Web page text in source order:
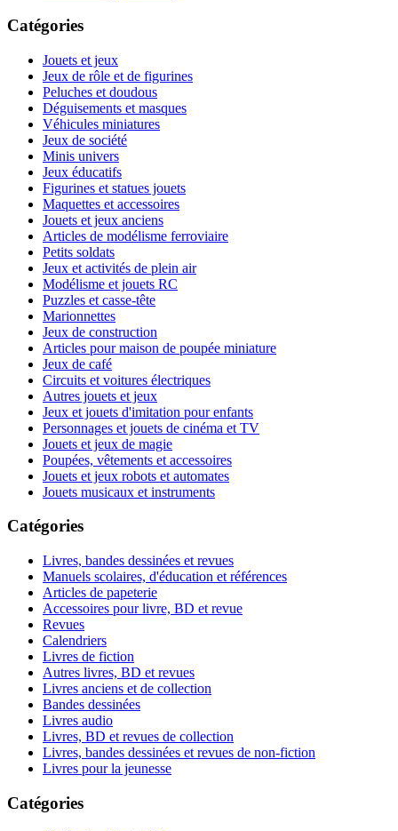
Catégories
Jouets et jeux
Jeux de rôle et de figurines
Peluches et doudous
Déguisements et masques
Véhicules miniatures
Jeux de société
Minis univers
Jeux éducatifs
Figurines et statues jouets
Maquettes et accessoires
Jouets et jeux anciens
Articles de modélisme ferroviaire
Petits soldats
Jeux et activités de plein air
Modélisme et jouets RC
Puzzles et casse-tête
Marionnettes
Jeux de construction
Articles pour maison de poupée miniature
Jeux de café
Circuits et voitures électriques
Autres jouets et jeux
Jeux et jouets d'imitation pour enfants
Personnages et jouets de cinéma et TV
Jouets et jeux de magie
Poupées, vêtements et accessoires
Jouets et jeux robots et automates
Jouets musicaux et instruments
Catégories
Livres, bandes dessinées et revues
Manuels scolaires, d'éducation et références
Articles de papeterie
Accessoires pour livre, BD et revue
Revues
Calendriers
Livres de fiction
Autres livres, BD et revues
Livres anciens et de collection
Bandes dessinées
Livres audio
Livres, BD et revues de collection
Livres, bandes dessinées et revues de non-fiction
Livres pour la jeunesse
Catégories